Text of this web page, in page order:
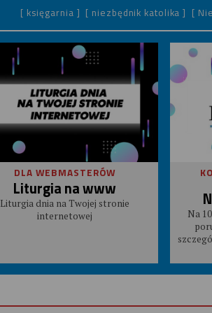
[ księgarnia ] [ niezbędnik katolika ] [
DLA WEBMASTERÓW
Liturgia na www
Liturgia dnia na Twojej stronie
internetowej
Na